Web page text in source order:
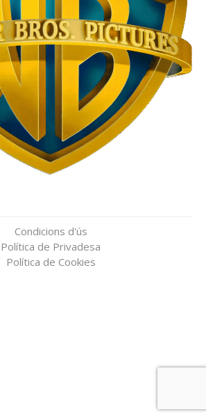
Condicions d'ús
Política de Privadesa
Política de Cookies